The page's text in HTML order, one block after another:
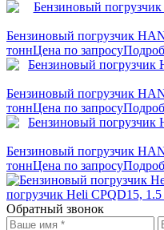
Бензиновый погрузчик
тоннЦена по запросу
Бензиновый погрузчик
тоннЦена по запросу
Бензиновый погрузчик
тоннЦена по запросу
погрузчик Heli CPQD15, 1.5
Обратный звонок